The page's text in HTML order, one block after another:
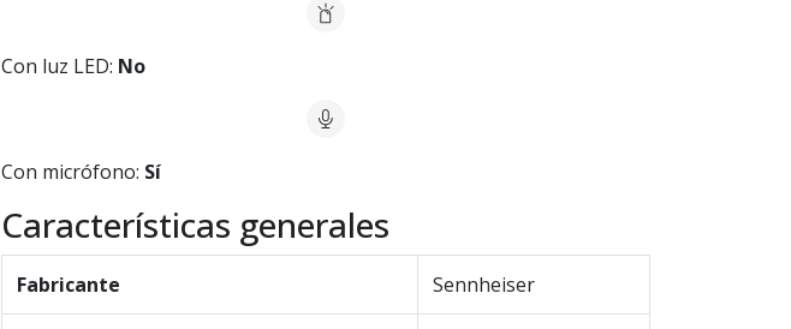
Con luz LED: No
Con micrófono: Sí
Características generales
Fabricante Sennheiser